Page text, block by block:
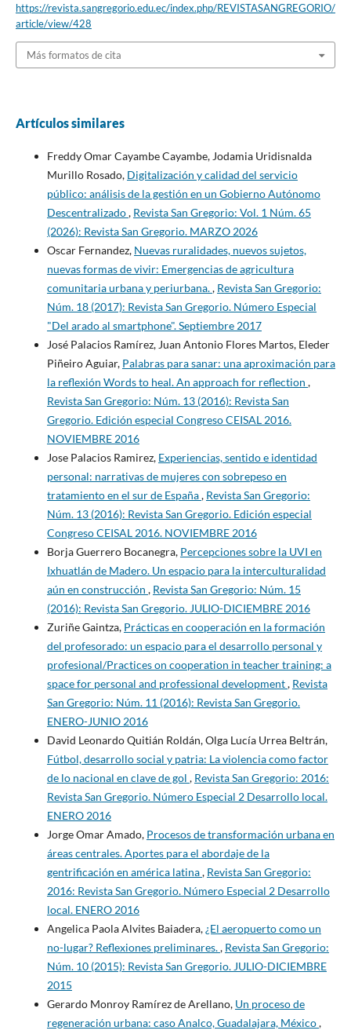
https://revista.sangregorio.edu.ec/index.php/REVISTASANGREGORIO/
article/view/428
Más formatos de cita
Artículos similares
Freddy Omar Cayambe Cayambe, Jodamia Uridisnalda
Murillo Rosado, Digitalización y calidad del servicio
público: análisis de la gestión en un Gobierno Autónomo
Descentralizado, Revista San Gregorio: Vol. 1 Núm. 65
(2026): Revista San Gregorio. MARZO 2026
Oscar Fernandez, Nuevas ruralidades, nuevos sujetos,
nuevas formas de vivir: Emergencias de agricultura
comunitaria urbana y periurbana., Revista San Gregorio:
Núm. 18 (2017): Revista San Gregorio. Número Especial
"Del arado al smartphone". Septiembre 2017
José Palacios Ramírez, Juan Antonio Flores Martos, Eleder
Piñeiro Aguiar, Palabras para sanar: una aproximación para
la reflexión Words to heal. An approach for reflection ,
Revista San Gregorio: Núm. 13 (2016): Revista San
Gregorio. Edición especial Congreso CEISAL 2016.
NOVIEMBRE 2016
Jose Palacios Ramirez, Experiencias, sentido e identidad
personal: narrativas de mujeres con sobrepeso en
tratamiento en el sur de España, Revista San Gregorio:
Núm. 13 (2016): Revista San Gregorio. Edición especial
Congreso CEISAL 2016. NOVIEMBRE 2016
Borja Guerrero Bocanegra, Percepciones sobre la UVI en
Ixhuatlán de Madero. Un espacio para la interculturalidad
aún en construcción , Revista San Gregorio: Núm. 15
(2016): Revista San Gregorio. JULIO-DICIEMBRE 2016
Zuriñe Gaintza, Prácticas en cooperación en la formación
del profesorado: un espacio para el desarrollo personal y
profesional/Practices on cooperation in teacher training: a
space for personal and professional development, Revista
San Gregorio: Núm. 11 (2016): Revista San Gregorio.
ENERO-JUNIO 2016
David Leonardo Quitián Roldán, Olga Lucía Urrea Beltrán,
Fútbol, desarrollo social y patria: La violencia como factor
de lo nacional en clave de gol , Revista San Gregorio: 2016:
Revista San Gregorio. Número Especial 2 Desarrollo local.
ENERO 2016
Jorge Omar Amado, Procesos de transformación urbana en
áreas centrales. Aportes para el abordaje de la
gentrificación en américa latina, Revista San Gregorio:
2016: Revista San Gregorio. Número Especial 2 Desarrollo
local. ENERO 2016
Angelica Paola Alvites Baiadera,¿El aeropuerto como un
no-lugar? Reflexiones preliminares., Revista San Gregorio:
Núm. 10 (2015): Revista San Gregorio. JULIO-DICIEMBRE
2015
Gerardo Monroy Ramírez de Arellano, Un proceso de
regeneración urbana: caso Analco, Guadalajara, México,